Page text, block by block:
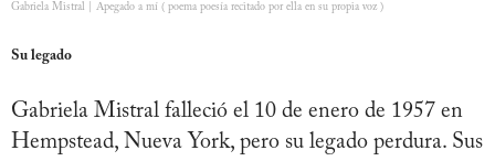
Gabriela Mistral | Apegado a mí ( poema poesía recitado por ella en su propia voz )
Su legado
Gabriela Mistral falleció el 10 de enero de 1957 en
Hempstead, Nueva York, pero su legado perdura. Sus